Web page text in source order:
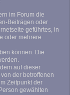
im Forum die
Beiträgen oder
geführtes, in
oder mehrere
können. Die
auf dieser
der betroffenen
Zeitpunkt der
gewählten